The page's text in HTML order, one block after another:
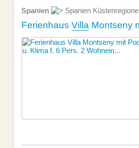
Spanien Spanien
Ferienhaus Villa Montseny